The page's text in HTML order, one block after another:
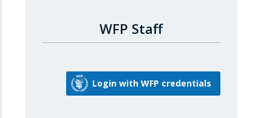
WFP Staff